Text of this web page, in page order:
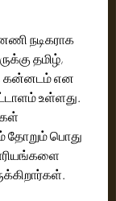
நடிகராக
தமிழ்,
கன்னடம் என
உள்ளது.
தோறும் பொது